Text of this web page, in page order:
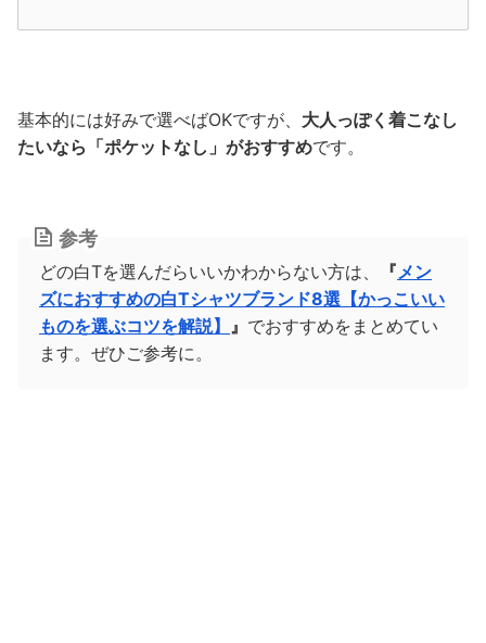
基本的には好みで選べばOKですが、 大人っぽく着こなし
たいなら「ポケットなし」がおすすめです。
参考
どの白Tを選んだらいいかわからない方は、 『 メン
ズにおすすめの白Tシャツブランド8選【かっこいい
ものを選ぶコツを解説】
』 でおすすめをまとめてい
ます。ぜひご参考に。